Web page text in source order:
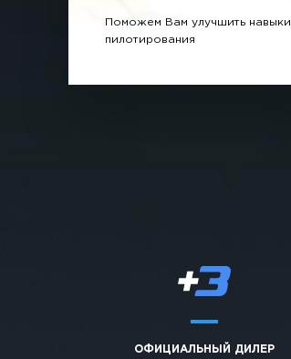
Поможем Вам улучшить навыки
пилотирования
ОФИЦИАЛЬНЫЙ ДИЛЕР